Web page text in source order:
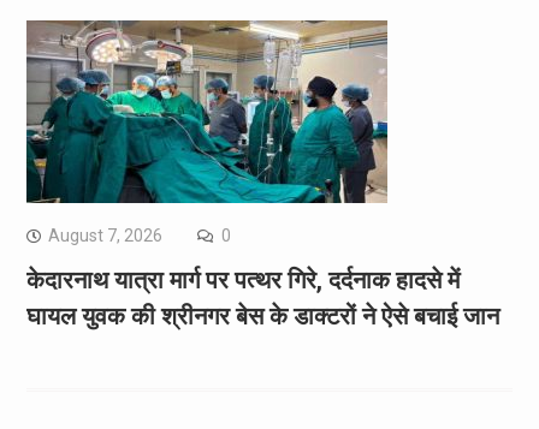
August 7, 2026 0
केदारनाथ यात्रा मार्ग पर पत्थर गिरे, दर्दनाक हादसे में
घायल युवक की श्रीनगर बेस के डाक्टरों ने ऐसे बचाई जान